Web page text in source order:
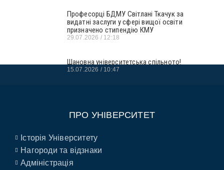
Професорці БДМУ Світлані Ткачук за
видатні заслуги у сфері вищої освіти
призначено стипендію КМУ
29.07.2026 12:18
Шановна університетська спільното!
15.07.2026 10:47
ПРО УНІВЕРСИТЕТ
Історія Університету
Нагороди та відзнаки
Адміністрація